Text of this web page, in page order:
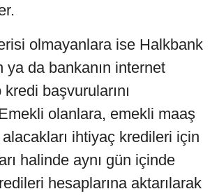
olmayanlara ise Halkbank
ya da bankanın internet
başvurularını
olanlara, emekli maaş
ihtiyaç kredileri için
halinde aynı gün içinde
hesaplarına aktarılarak